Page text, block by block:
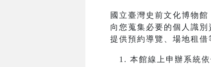
國立臺灣史前文化博物
向您蒐集必要的個人識
提供預約導覽、場地租
本館線上申辦系統